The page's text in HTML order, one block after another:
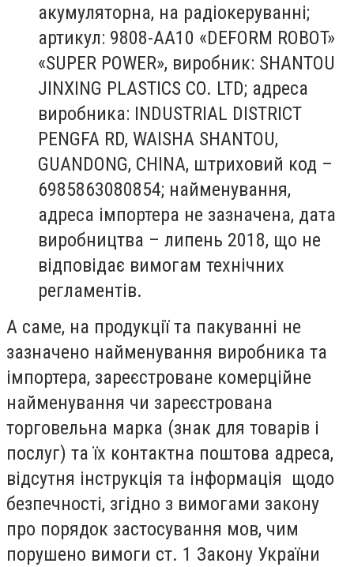
акумуляторна, на радіокеруванні;
артикул: 9808-АА10 «DEFORM ROBOT»
«SUPER POWER», виробник: SHANTOU
JINXING PLASTICS CO. LTD; адреса
виробника: INDUSTRIAL DISTRICT
PENGFA RD, WAISHA SHANTOU,
GUANDONG, CHINA, штриховий код –
6985863080854; найменування,
адреса імпортера не зазначена, дата
виробництва – липень 2018, що не
відповідає вимогам технічних
регламентів.
А саме, на продукції та пакуванні не
зазначено найменування виробника та
імпортера, зареєстроване комерційне
найменування чи зареєстрована
торговельна марка (знак для товарів і
послуг) та їх контактна поштова адреса,
відсутня інструкція та інформація щодо
безпечності, згідно з вимогами закону
про порядок застосування мов, чим
порушено вимоги ст. 1 Закону України